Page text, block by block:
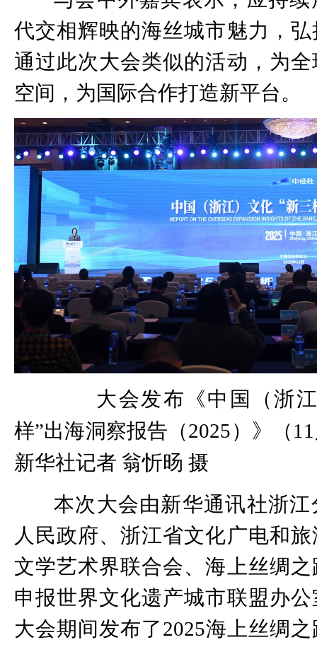
代交相辉映的海丝城市魅力，
通过此次大会类似的活动，为
空间，为国际合作打造新平台。
大会发布《中国（浙江
样”出海洞察报告（2025）》（
新华社记者 翁忻旸 摄
本次大会由新华通讯社浙
人民政府、浙江省文化广电和
文学艺术界联合会、海上丝绸
申报世界文化遗产城市联盟办
大会期间发布了2025海上丝绸